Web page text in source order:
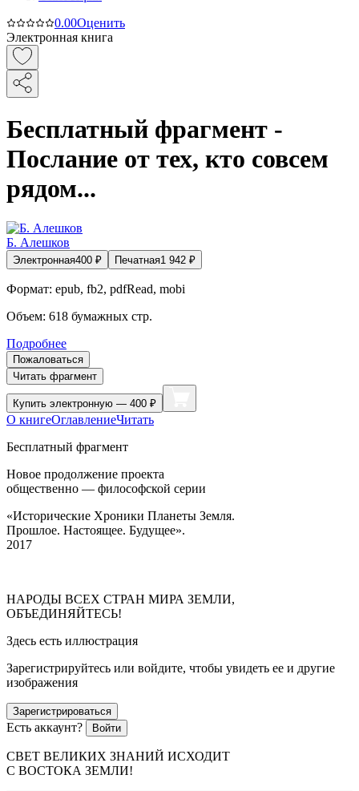
0.00Оценить
Электронная книга
Бесплатный фрагмент -
Послание от тех, кто совсем
рядом...
Б. Алешков
Электронная400 ₽ Печатная1 942 ₽
Формат: epub, fb2, pdfRead, mobi
Объем: 618 бумажных стр.
Подробнее
Пожаловаться
Читать фрагмент
Купить электронную — 400 ₽
О книгеОглавлениеЧитать
Бесплатный фрагмент
Новое продолжение проекта
общественно — философской серии
«Исторические Хроники Планеты Земля.
Прошлое. Настоящее. Будущее».
2017
НАРОДЫ ВСЕХ СТРАН МИРА ЗЕМЛИ,
ОБЪЕДИНЯЙТЕСЬ!
Здесь есть иллюстрация
Зарегистрируйтесь или войдите, чтобы увидеть ее и другие
изображения
Зарегистрироваться
Есть аккаунт? Войти
СВЕТ ВЕЛИКИХ ЗНАНИЙ ИСХОДИТ
С ВОСТОКА ЗЕМЛИ!